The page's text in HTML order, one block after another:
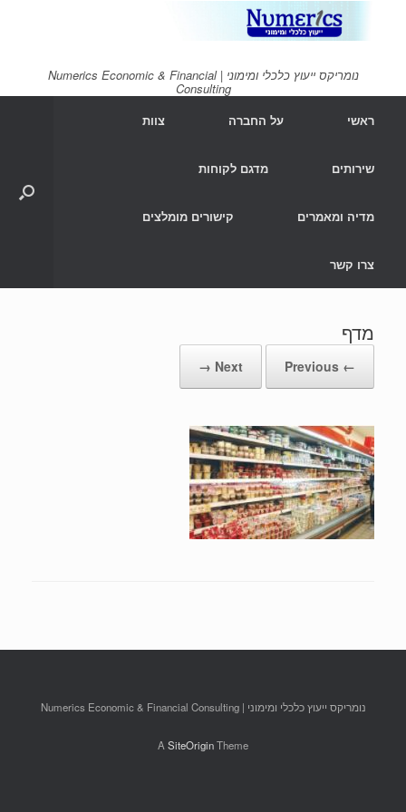
נומריקס ייעוץ כלכלי ומימוני | Numerics Economic & Financial
Consulting
ראשי
על החברה צוות
שירותים מדגם לקוחות
מדיה ומאמרים קישורים מומלצים
צרו קשר
מדף
← Previous
Next →
נומריקס ייעוץ כלכלי ומימוני | Numerics Economic & Financial Consulting
A SiteOriginTheme